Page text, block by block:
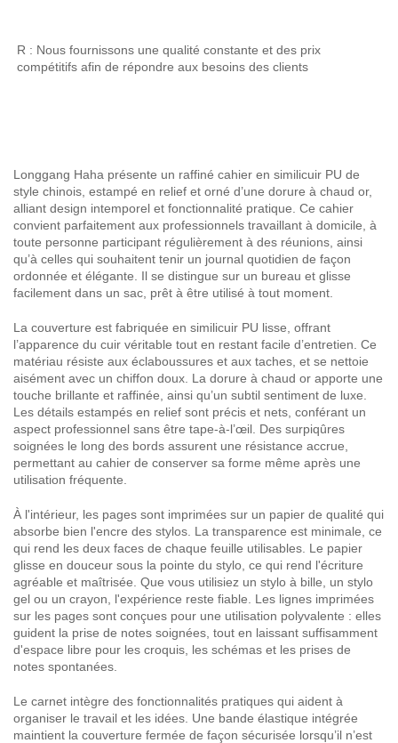
R : Nous fournissons une qualité constante et des prix
compétitifs afin de répondre aux besoins des clients
Longgang Haha présente un raffiné cahier en similicuir PU de
style chinois, estampé en relief et orné d’une dorure à chaud or,
alliant design intemporel et fonctionnalité pratique. Ce cahier
convient parfaitement aux professionnels travaillant à domicile, à
toute personne participant régulièrement à des réunions, ainsi
qu’à celles qui souhaitent tenir un journal quotidien de façon
ordonnée et élégante. Il se distingue sur un bureau et glisse
facilement dans un sac, prêt à être utilisé à tout moment.
La couverture est fabriquée en similicuir PU lisse, offrant
l’apparence du cuir véritable tout en restant facile d’entretien. Ce
matériau résiste aux éclaboussures et aux taches, et se nettoie
aisément avec un chiffon doux. La dorure à chaud or apporte une
touche brillante et raffinée, ainsi qu’un subtil sentiment de luxe.
Les détails estampés en relief sont précis et nets, conférant un
aspect professionnel sans être tape-à-l’œil. Des surpiqûres
soignées le long des bords assurent une résistance accrue,
permettant au cahier de conserver sa forme même après une
utilisation fréquente.
À l'intérieur, les pages sont imprimées sur un papier de qualité qui
absorbe bien l'encre des stylos. La transparence est minimale, ce
qui rend les deux faces de chaque feuille utilisables. Le papier
glisse en douceur sous la pointe du stylo, ce qui rend l'écriture
agréable et maîtrisée. Que vous utilisiez un stylo à bille, un stylo
gel ou un crayon, l'expérience reste fiable. Les lignes imprimées
sur les pages sont conçues pour une utilisation polyvalente : elles
guident la prise de notes soignées, tout en laissant suffisamment
d'espace libre pour les croquis, les schémas et les prises de
notes spontanées.
Le carnet intègre des fonctionnalités pratiques qui aident à
organiser le travail et les idées. Une bande élastique intégrée
maintient la couverture fermée de façon sécurisée lorsqu’il n’est